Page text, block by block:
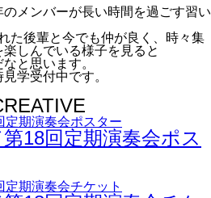
メンバーが長い時間を過ごす習い
た後輩と今でも仲が良く、時々集
しんでいる様子を見ると
と思います。
学受付中です。
18回定期演奏会ポス